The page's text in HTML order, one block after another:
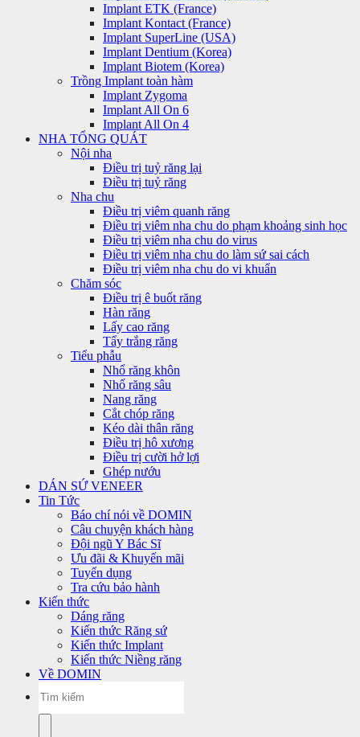
Implant ETK (France)
Implant Kontact (France)
Implant SuperLine (USA)
Implant Dentium (Korea)
Implant Biotem (Korea)
Trồng Implant toàn hàm
Implant Zygoma
Implant All On 6
Implant All On 4
NHA TỔNG QUÁT
Nội nha
Điều trị tuỷ răng lại
Điều trị tuỷ răng
Nha chu
Điều trị viêm quanh răng
Điều trị viêm nha chu do phạm khoảng sinh học
Điều trị viêm nha chu do virus
Điều trị viêm nha chu do làm sứ sai cách
Điều trị viêm nha chu do vi khuẩn
Chăm sóc
Điều trị ê buốt răng
Hàn răng
Lấy cao răng
Tẩy trắng răng
Tiểu phẫu
Nhổ răng khôn
Nhổ răng sâu
Nang răng
Cắt chóp răng
Kéo dài thân răng
Điều trị hô xương
Điều trị cười hở lợi
Ghép nướu
DÁN SỨ VENEER
Tin Tức
Báo chí nói về DOMIN
Câu chuyện khách hàng
Đội ngũ Y Bác Sĩ
Ưu đãi & Khuyến mãi
Tuyển dụng
Tra cứu bảo hành
Kiến thức
Dáng răng
Kiến thức Răng sứ
Kiến thức Implant
Kiến thức Niềng răng
Về DOMIN